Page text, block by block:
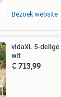
Bezoek website
vidaXL 5-
wit
€ 713,99